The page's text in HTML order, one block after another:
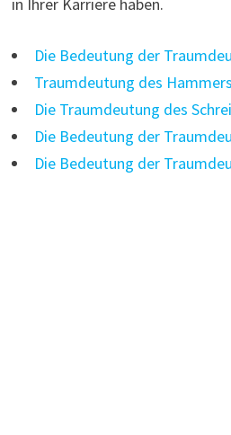
Die Bedeutung der
Traumdeutung des Hammers
Die Traumdeutung des
Die Bedeutung der
Die Bedeutung der